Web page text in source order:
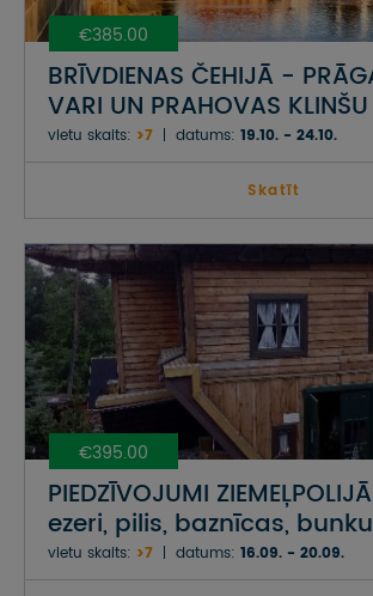
€385.00
BRĪVDIENAS ČEHIJĀ -
VARI UN PRAHOVAS
vietu skaits: >7 datums: 19.10. - 24.10.
Skatīt
€395.00
PIEDZĪVOJUMI
ezeri, pilis, baznīcas,
vietu skaits: >7 datums: 16.09. - 20.09.